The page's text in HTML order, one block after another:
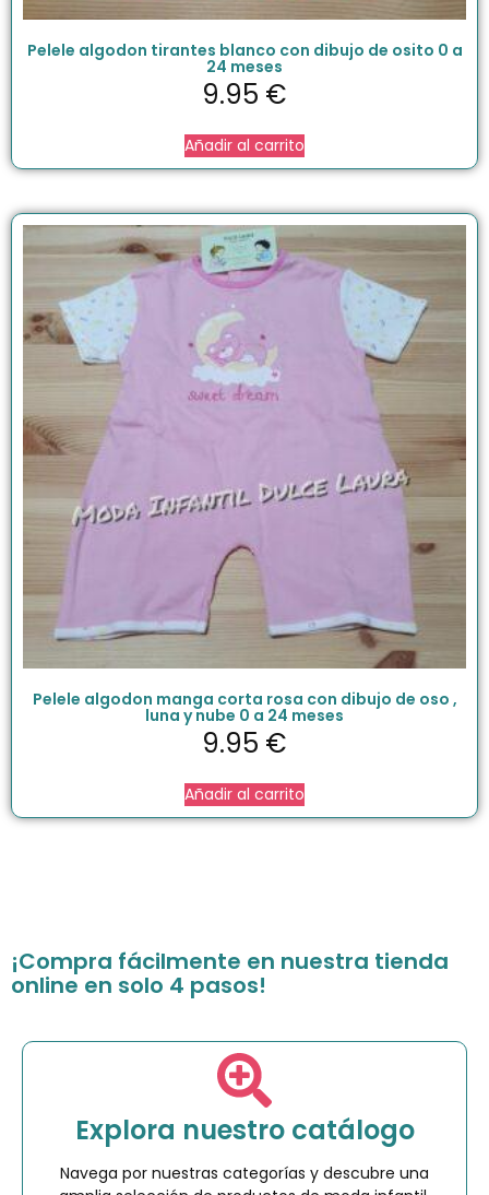
Pelele algodon tirantes blanco con dibujo de osito 0 a
24 meses
9.95 €
Añadir al carrito
Pelele algodon manga corta rosa con dibujo de oso ,
luna y nube 0 a 24 meses
9.95 €
Añadir al carrito
¡Compra fácilmente en nuestra tienda
online en solo 4 pasos!
Explora nuestro catálogo
Navega por nuestras categorías y descubre una